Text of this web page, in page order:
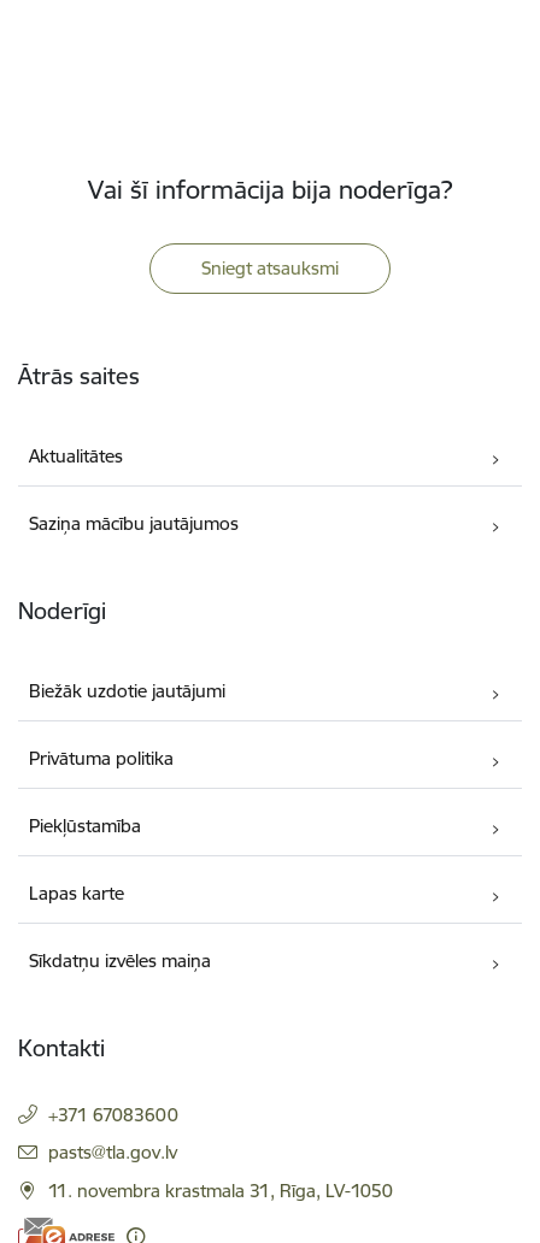
Vai šī informācija bija noderīga?
Sniegt atsauksmi
Ātrās saites
Aktualitātes
Saziņa mācību jautājumos
Noderīgi
Biežāk uzdotie jautājumi
Privātuma politika
Piekļūstamība
Lapas karte
Sīkdatņu izvēles maiņa
Kontakti
+371 67083600
E-pasts:
pasts@tla.gov.lv
11. novembra krastmala 31, Rīga, LV-1050